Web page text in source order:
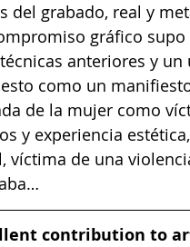
del grabado, real y
gráfico
anteriores y
como un
de la mujer como
y experiencia
víctima de una
contribution to